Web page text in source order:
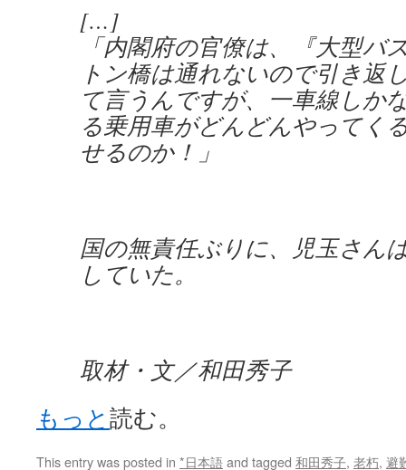
[…]
「内閣府の官僚は、『大型バ
トン橋は通れないので引き返
て言うんですが、一車線しか
る乗用車がどんどんやってく
せるのか！」
国の無責任ぶりに、児玉さん
していた。
取材・文／和田秀子
もっと読む。
This entry was posted in *日本語and tagged 和田秀子, 老朽, 避